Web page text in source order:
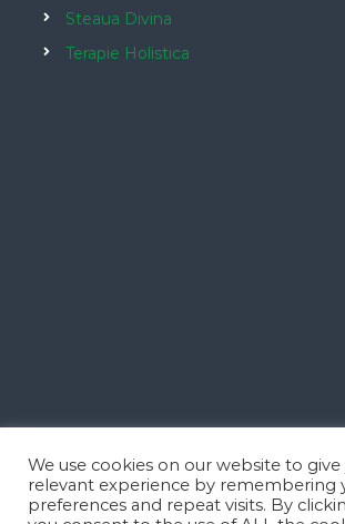
Steaua Divina
Terapie Holistica
We use cookies on our website to
relevant experience by remembering
preferences and repeat visits. By